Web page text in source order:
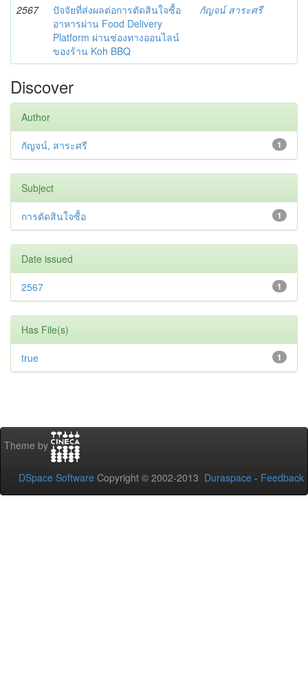
2567
ปัจจัยที่ส่งผลต่อการตัดสินใจซื้อ
อาหารผ่าน Food Delivery
Platform ผ่านช่องทางออนไลน์
ของร้าน Koh BBQ
กัญจน์ สาระศรี
Discover
Author
1
กัญจน์, สาระศรี
Subject
1
การตัดสินใจซื้อ
Date issued
1
2567
Has File(s)
1
true
Theme by
DSpace Software Copyright © 2002-2013 Duraspace - Feedback